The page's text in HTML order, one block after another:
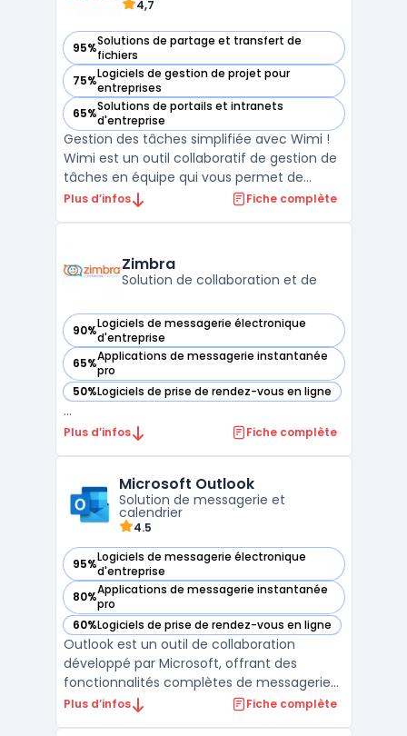
4,7
95%Solutions de partage et transfert de
fichiers
— voir Wimi dans cette catégorie
75%Logiciels de gestion de projet pour
entreprises
— voir Wimi dans cette catégorie
65%Solutions de portails et intranets
d'entreprise
— voir Wimi dans cette catégorie
Gestion des tâches simplifiée avec Wimi !
Wimi est un outil collaboratif de gestion de
tâches en équipe qui vous permet de
travailler plus rapidement et plus
tâches à des membres de votre équipe et
suivre leur progression ...
Plus d’infos Fiche complète
Zimbra
Solution de collaboration et de
90%Logiciels de messagerie électronique
d'entreprise
— voir Zimbra dans cette catégorie
65%Applications de messagerie instantanée
pro
— voir Zimbra dans cette catégorie
50%Logiciels de prise de rendez-vous en ligne
— voir Zimbra dans cette catégorie
...
Plus d’infos Fiche complète
Microsoft Outlook
Solution de messagerie et
calendrier
4.5
95%Logiciels de messagerie électronique
d'entreprise
— voir Microsoft Outlook dans cette catégorie
80%Applications de messagerie instantanée
pro
— voir Microsoft Outlook dans cette catégorie
60%Logiciels de prise de rendez-vous en ligne
— voir Microsoft Outlook dans cette catégorie
Outlook est un outil de collaboration
développé par Microsoft, offrant des
fonctionnalités complètes de messagerie
professionnelle et de calendrier intégré.
Plus d’infos Fiche complète